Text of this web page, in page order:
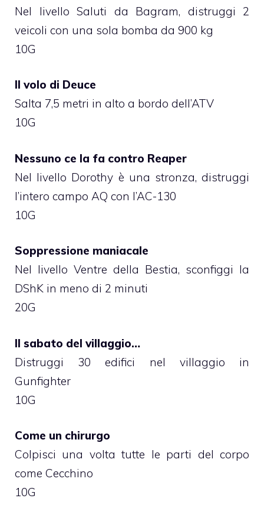
Nel livello Saluti da Bagram, distruggi 2
veicoli con una sola bomba da 900 kg
10G
Il volo di Deuce
Salta 7,5 metri in alto a bordo dell’ATV
10G
Nessuno ce la fa contro Reaper
Nel livello Dorothy è una stronza, distruggi
l’intero campo AQ con l’AC-130
10G
Soppressione maniacale
Nel livello Ventre della Bestia, sconfiggi la
DShK in meno di 2 minuti
20G
Il sabato del villaggio…
Distruggi 30 edifici nel villaggio in
Gunfighter
10G
Come un chirurgo
Colpisci una volta tutte le parti del corpo
come Cecchino
10G